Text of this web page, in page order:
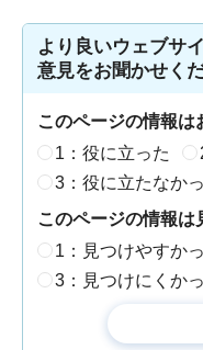
より良いウェブサ
意見をお聞かせく
このページの情報は
1：役に立った
3：役に立たなか
このページの情報は
1：見つけやすか
3：見つけにくか